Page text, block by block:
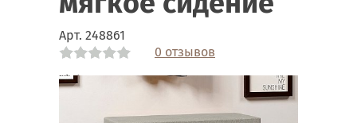
Арт. 248861
0 отзывов
Link
Link
Link
Link
Link
Link
Link
Link
Link
Link
Link